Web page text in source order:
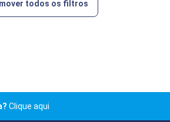
todos os filtros
Clique aqui